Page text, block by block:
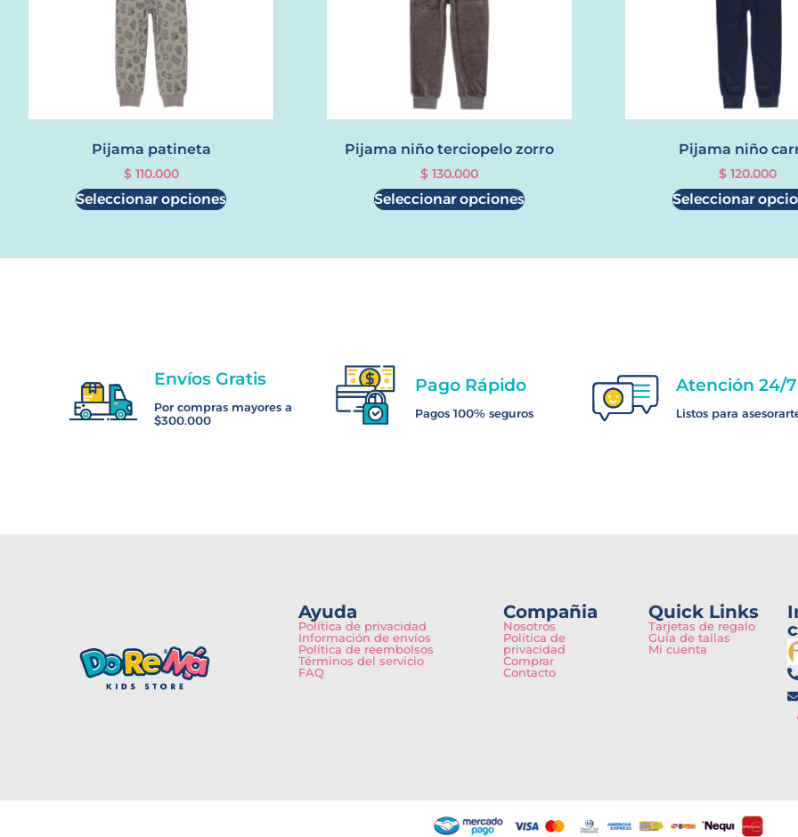
Pijama patineta
$110.000
Seleccionar opciones
Pijama niño terciopelo zorro
$ 130.000
Seleccionar opciones
Pijama niño
$ 120.000
Seleccionar
Envíos Gratis
Por compras mayores a
$300.000
Pago Rápido
Pagos 100% seguros
Atención 24/7
Listos para
Ayuda
Política de privacidad
Información de envíos
Política de reembolsos
Términos del servicio
FAQ
Compañia
Nosotros
Política de
privacidad
Comprar
Contacto
Quick Links
Tarjetas de regalo
Guía de tallas
Mi cuenta